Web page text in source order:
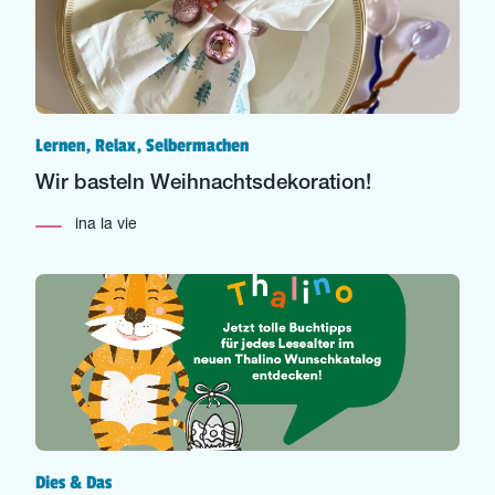
Lernen, Relax, Selbermachen
Wir basteln Weihnachtsdekoration!
ina la vie
Dies & Das